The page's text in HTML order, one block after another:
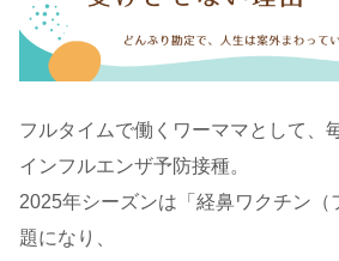
フルタイムで働くワーママとして、
インフルエンザ予防接種。
2025年シーズンは「経鼻ワクチン（
題になり、